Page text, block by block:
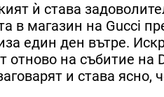
ѝ става
в магазин на Gucci
един ден вътре.
отново на събитие на
и става